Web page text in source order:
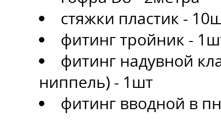
стяжки пластик -
фитинг тройник -
фитинг надувной
ниппель) - 1шт
фитинг вводной в